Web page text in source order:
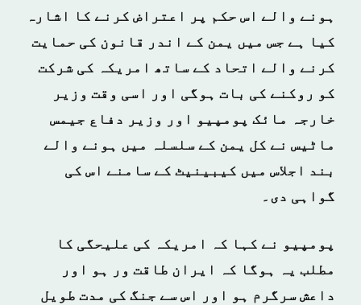
ہونے والے اس حکم پر اعتراض کرنے کا اشارہ
کیا ہے جس میں یمن کے اندر قانون کی حمایت
کرنے والے اتحاد کے ساتھ امریکہ کی شرکت
کو روکنے کی بات ہوگی اور اسی وقت وزیر
خارجہ مائک پومپیو اور وزیر دفاع جیمس
ماٹیس نے کل یمن کے سلسلہ میں ہونے والے
بند اجلاس میں کیبینیٹ کے سامنے اس کی
گواہی دی۔
پومپیو نے کہا کہ امریکہ کی علیحگی کا
مطلب یہ ہوگا کہ ایران طاقت ور ہو اور
داعش سرگرم ہو اور اس سے جنگ کی مدت طویل